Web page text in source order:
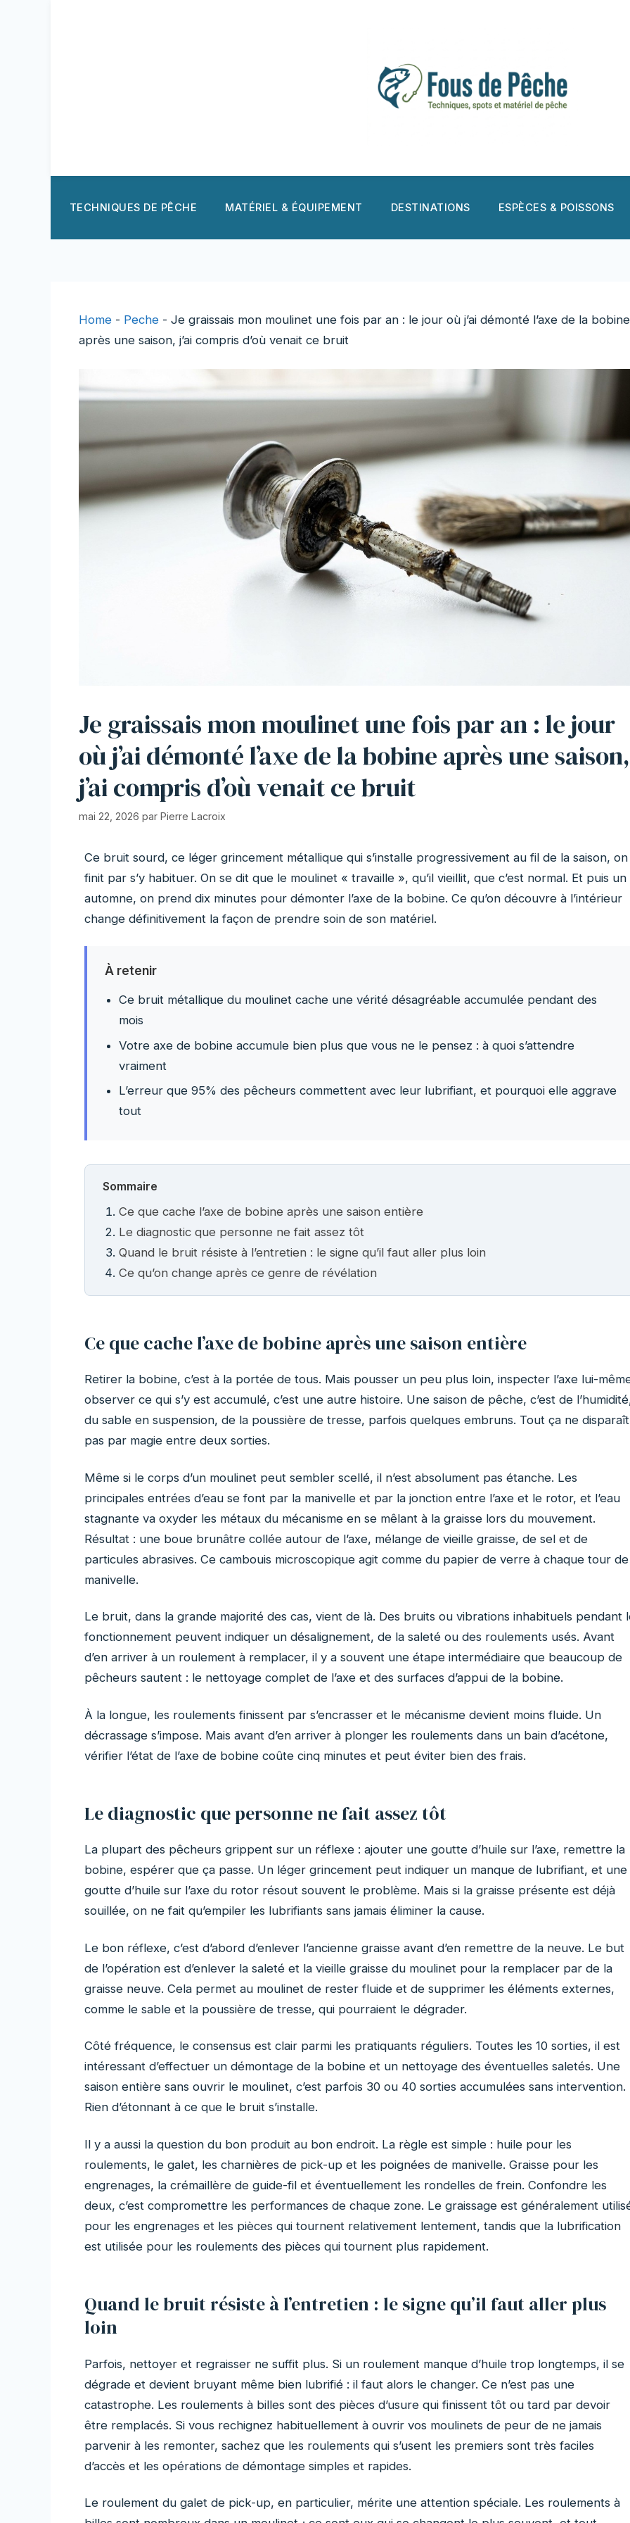
TECHNIQUES DE PÊCHE MATÉRIEL & ÉQUIPEMENT DESTINATIONS ESPÈCES & POISSONS
Home - Peche - Je graissais mon moulinet une fois par an : le jour où j’ai démonté l’axe de la bobine
après une saison, j’ai compris d’où venait ce bruit
Je graissais mon moulinet une fois par an : le jour
où j’ai démonté l’axe de la bobine après une saison,
j’ai compris d’où venait ce bruit
mai 22, 2026 par Pierre Lacroix
Ce bruit sourd, ce léger grincement métallique qui s’installe progressivement au fil de la saison, on
finit par s’y habituer. On se dit que le moulinet « travaille », qu’il vieillit, que c’est normal. Et puis un
automne, on prend dix minutes pour démonter l’axe de la bobine. Ce qu’on découvre à l’intérieur
change définitivement la façon de prendre soin de son matériel.
À retenir
Ce bruit métallique du moulinet cache une vérité désagréable accumulée pendant des
mois
Votre axe de bobine accumule bien plus que vous ne le pensez : à quoi s’attendre
vraiment
L’erreur que 95% des pêcheurs commettent avec leur lubrifiant, et pourquoi elle aggrave
tout
Sommaire
Ce que cache l’axe de bobine après une saison entière
Le diagnostic que personne ne fait assez tôt
Quand le bruit résiste à l’entretien : le signe qu’il faut aller plus loin
Ce qu’on change après ce genre de révélation
Ce que cache l’axe de bobine après une saison entière
Retirer la bobine, c’est à la portée de tous. Mais pousser un peu plus loin, inspecter l’axe lui-
observer ce qui s’y est accumulé, c’est une autre histoire. Une saison de pêche, c’est de
du sable en suspension, de la poussière de tresse, parfois quelques embruns. Tout ça ne disparaît
pas par magie entre deux sorties.
Même si le corps d’un moulinet peut sembler scellé, il n’est absolument pas étanche. Les
principales entrées d’eau se font par la manivelle et par la jonction entre l’axe et le rotor, et l’eau
stagnante va oxyder les métaux du mécanisme en se mêlant à la graisse lors du mouvement.
Résultat : une boue brunâtre collée autour de l’axe, mélange de vieille graisse, de sel et de
particules abrasives. Ce cambouis microscopique agit comme du papier de verre à chaque tour de
manivelle.
Le bruit, dans la grande majorité des cas, vient de là. Des bruits ou vibrations inhabituels pendant
fonctionnement peuvent indiquer un désalignement, de la saleté ou des roulements usés. Avant
d’en arriver à un roulement à remplacer, il y a souvent une étape intermédiaire que beaucoup de
pêcheurs sautent : le nettoyage complet de l’axe et des surfaces d’appui de la bobine.
À la longue, les roulements finissent par s’encrasser et le mécanisme devient moins fluide. Un
décrassage s’impose. Mais avant d’en arriver à plonger les roulements dans un bain d’acétone,
vérifier l’état de l’axe de bobine coûte cinq minutes et peut éviter bien des frais.
Le diagnostic que personne ne fait assez tôt
La plupart des pêcheurs grippent sur un réflexe : ajouter une goutte d’huile sur l’axe, remettre la
bobine, espérer que ça passe. Un léger grincement peut indiquer un manque de lubrifiant, et une
goutte d’huile sur l’axe du rotor résout souvent le problème. Mais si la graisse présente est déjà
souillée, on ne fait qu’empiler les lubrifiants sans jamais éliminer la cause.
Le bon réflexe, c’est d’abord d’enlever l’ancienne graisse avant d’en remettre de la neuve. Le but
de l’opération est d’enlever la saleté et la vieille graisse du moulinet pour la remplacer par de la
graisse neuve. Cela permet au moulinet de rester fluide et de supprimer les éléments externes,
comme le sable et la poussière de tresse, qui pourraient le dégrader.
Côté fréquence, le consensus est clair parmi les pratiquants réguliers. Toutes les 10 sorties, il est
intéressant d’effectuer un démontage de la bobine et un nettoyage des éventuelles saletés. Une
saison entière sans ouvrir le moulinet, c’est parfois 30 ou 40 sorties accumulées sans intervention.
Rien d’étonnant à ce que le bruit s’installe.
Il y a aussi la question du bon produit au bon endroit. La règle est simple : huile pour les
roulements, le galet, les charnières de pick-up et les poignées de manivelle. Graisse pour les
engrenages, la crémaillère de guide-fil et éventuellement les rondelles de frein. Confondre les
deux, c’est compromettre les performances de chaque zone. Le graissage est généralement
pour les engrenages et les pièces qui tournent relativement lentement, tandis que la lubrification
est utilisée pour les roulements des pièces qui tournent plus rapidement.
Quand le bruit résiste à l’entretien : le signe qu’il faut aller plus
loin
Parfois, nettoyer et regraisser ne suffit plus. Si un roulement manque d’huile trop longtemps, il se
dégrade et devient bruyant même bien lubrifié : il faut alors le changer. Ce n’est pas une
catastrophe. Les roulements à billes sont des pièces d’usure qui finissent tôt ou tard par devoir
être remplacés. Si vous rechignez habituellement à ouvrir vos moulinets de peur de ne jamais
parvenir à les remonter, sachez que les roulements qui s’usent les premiers sont très faciles
d’accès et les opérations de démontage simples et rapides.
Le roulement du galet de pick-up, en particulier, mérite une attention spéciale. Les roulements à